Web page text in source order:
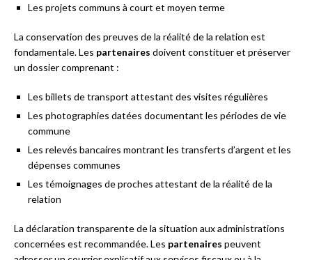
Les projets communs à court et moyen terme
La conservation des preuves de la réalité de la relation est
fondamentale. Les partenaires doivent constituer et préserver
un dossier comprenant :
Les billets de transport attestant des visites régulières
Les photographies datées documentant les périodes de vie
commune
Les relevés bancaires montrant les transferts d’argent et les
dépenses communes
Les témoignages de proches attestant de la réalité de la
relation
La déclaration transparente de la situation aux administrations
concernées est recommandée. Les partenaires peuvent